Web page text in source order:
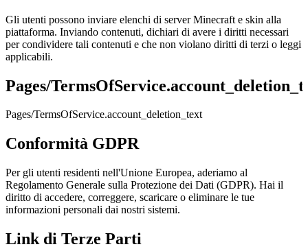
Gli utenti possono inviare elenchi di server Minecraft e skin alla
piattaforma. Inviando contenuti, dichiari di avere i diritti necessari
per condividere tali contenuti e che non violano diritti di terzi o leggi
applicabili.
Pages/
Pages/TermsOfService.account_deletion_text
Conformità GDPR
Per gli utenti residenti nell'Unione Europea, aderiamo al
Regolamento Generale sulla Protezione dei Dati (GDPR). Hai il
diritto di accedere, correggere, scaricare o eliminare le tue
informazioni personali dai nostri sistemi.
Link di Terze Parti